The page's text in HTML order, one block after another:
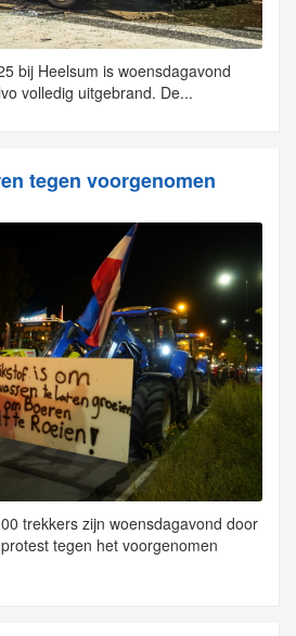
bij Heelsum is woensdagavond
volledig uitgebrand. De...
tegen voorgenomen
trekkers zijn woensdagavond door
tegen het voorgenomen